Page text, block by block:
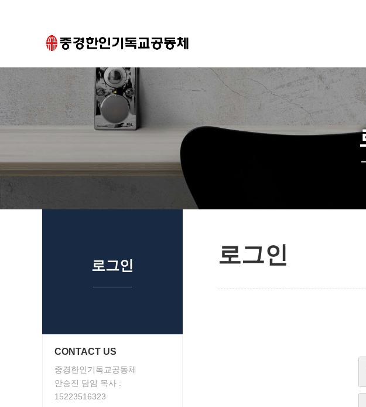
하위분류
하위분류
로그인
로그인
CONTACT US
중경한인기독교공동체
안승진 담임 목사 :
15223516323